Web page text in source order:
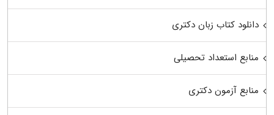
دانلود کتاب زبان دکتری
منابع استعداد تحصیلی
منابع آزمون دکتری